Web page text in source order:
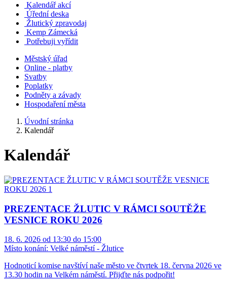
Kalendář akcí
Úřední deska
Žlutický zpravodaj
Kemp Zámecká
Potřebuji vyřídit
Městský úřad
Online - platby
Svatby
Poplatky
Podněty a závady
Hospodaření města
Úvodní stránka
Kalendář
Kalendář
PREZENTACE ŽLUTIC V RÁMCI SOUTĚŽE
VESNICE ROKU 2026
18. 6. 2026 od 13:30 do 15:00
Místo konání: Velké náměstí - Žlutice
Hodnoticí komise navštíví naše město ve čtvrtek 18. června 2026 ve
13.30 hodin na Velkém náměstí. Přijďte nás podpořit!